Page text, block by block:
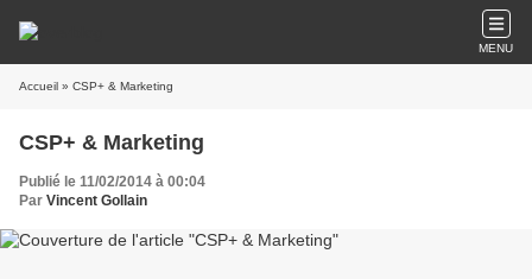
MENU
Accueil » CSP+ & Marketing
CSP+ & Marketing
Publié le 11/02/2014 à 00:04
Par Vincent Gollain